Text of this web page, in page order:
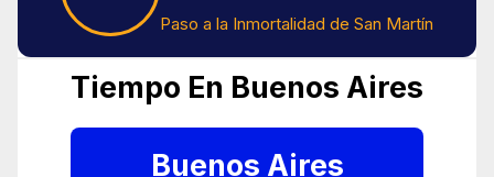
Paso a la Inmortalidad de San Martín
Tiempo En Buenos Aires
Buenos Aires